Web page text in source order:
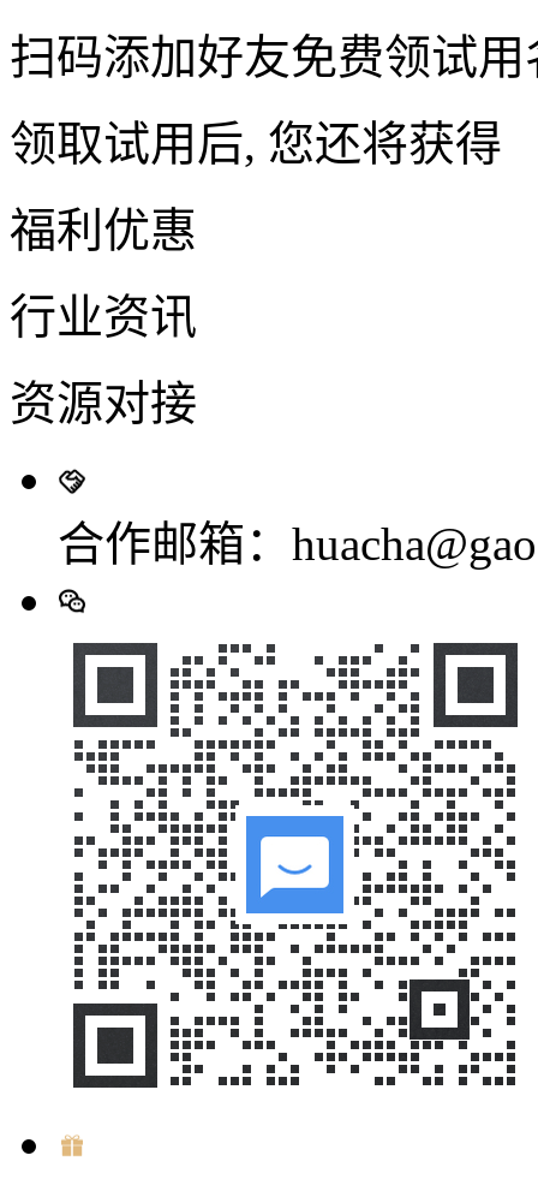
扫码添加好友免费领试用
领取试用后, 您还将获得
福利优惠
行业资讯
资源对接
合作邮箱：